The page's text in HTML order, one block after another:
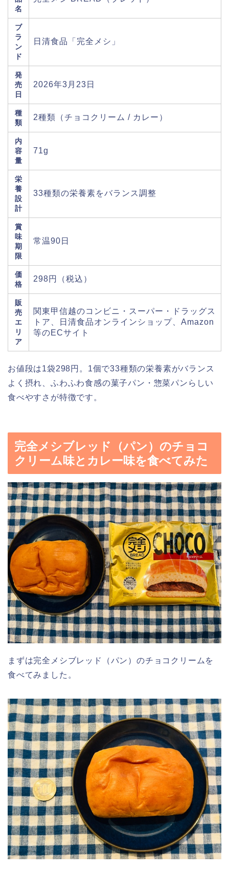
名
ブ
ラ
ン
ド
日清食品「完全メシ」
発
売
日
2026年3月23日
種
類
2種類（チョコクリーム / カレー）
内
容
量
71g
栄
養
設
計
33種類の栄養素をバランス調整
賞
味
期
限
常温90日
価
格
298円（税込）
販
売
エ
リ
ア
関東甲信越のコンビニ・スーパー・ドラッグス
トア、日清食品オンラインショップ、Amazon
等のECサイト
お値段は1袋298円。1個で33種類の栄養素がバランス
よく摂れ、ふわふわ食感の菓子パン・惣菜パンらしい
食べやすさが特徴です。
完全メシブレッド（パン）のチョコ
クリーム味とカレー味を食べてみた
まずは完全メシブレッド（パン）のチョコクリームを
食べてみました。